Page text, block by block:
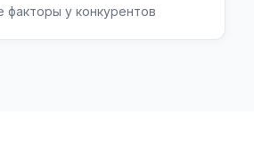
факторы у конкурентов